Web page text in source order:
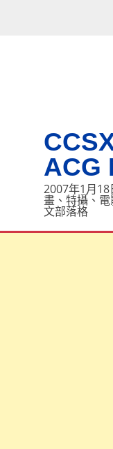
ACG
2007年1月18
畫、特攝、
文部落格